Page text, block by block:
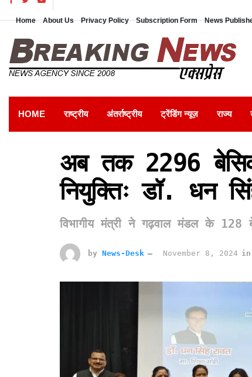
Home About Us Privacy Policy Subscription Form News
HOME राष्ट्रीय अंतर्राष्ट्रीय ट्रेंडिंग न्यूज़ राज्य
अब तक 2296
नियुक्तिः डॉ. धन
विभागीय मंत्री ने गढ़वाल मंडल के 128
by News-Desk November 8, 2024 in